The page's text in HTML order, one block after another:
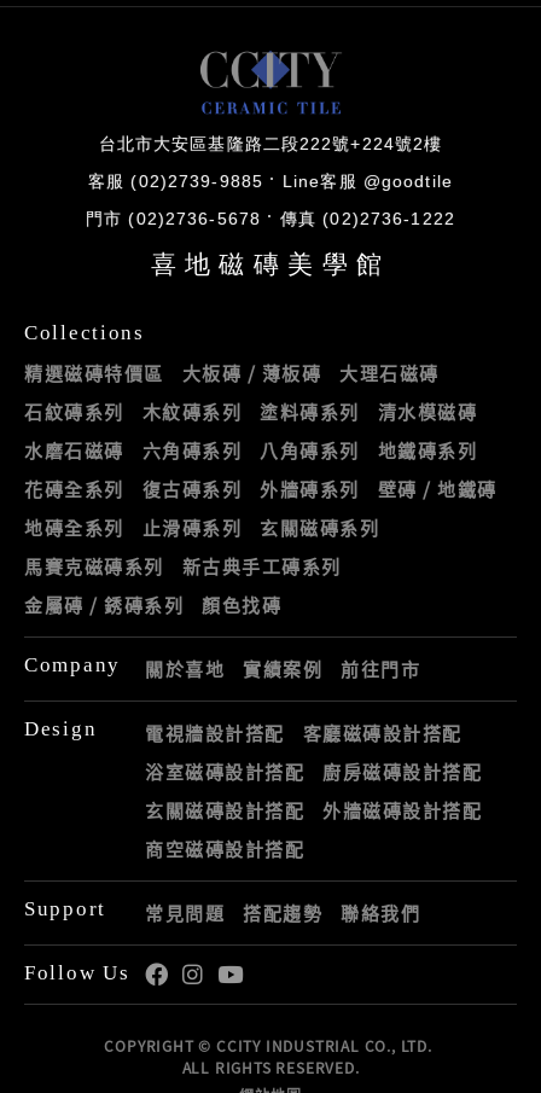
台北市大安區基隆路二段222號+224號2樓
客服 (02)2739-9885 Line客服 @goodtile
門市 (02)2736-5678 傳真 (02)2736-1222
喜地磁磚美學館
Collections
精選磁磚特價區 大板磚 / 薄板磚
大理石磁磚
石紋磚系列
木紋磚系列 塗料磚系列
清水模磁磚
水磨石磁磚
六角磚系列 八角磚系列
地鐵磚系列
花磚全系列
復古磚系列 外牆磚系列
壁磚 / 地鐵磚
地磚全系列
止滑磚系列
玄關磁磚系列
馬賽克磁磚系列
新古典手工磚系列
金屬磚 / 銹磚系列
顏色找磚
Company 關於喜地 實績案例 前往門市
Design 電視牆設計搭配
客廳磁磚設計搭配
浴室磁磚設計搭配
廚房磁磚設計搭配
玄關磁磚設計搭配
外牆磁磚設計搭配
商空磁磚設計搭配
Support 常見問題 搭配趨勢 聯絡我們
Follow Us
COPYRIGHT © CCITY INDUSTRIAL CO., LTD.
ALL RIGHTS RESERVED.